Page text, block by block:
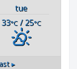
tue
33°C/ 25°C
▸